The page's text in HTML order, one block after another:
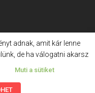
adnak, amit kár lenne
de ha válogatni akarsz
Muti a sütiket